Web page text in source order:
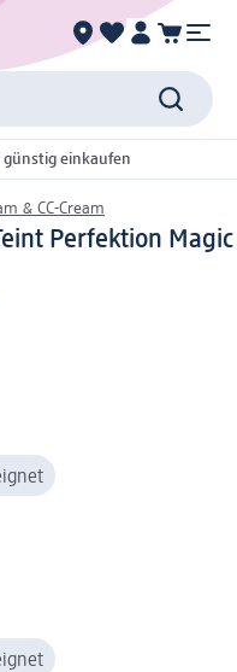
günstig einkaufen
& CC-Cream
Perfektion Magic